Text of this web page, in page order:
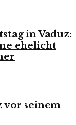
in Vaduz:
ehelicht
vor seinem